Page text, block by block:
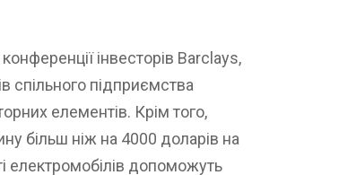
інвесторів Barclays,
спільного підприємства
елементів. Крім того,
більш ніж на 4000 доларів на
електромобілів допоможуть